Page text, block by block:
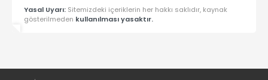
Yasal Uyarı: Sitemizdeki içeriklerin her hakkı saklıdır, kaynak
gösterilmeden kullanılması yasaktır.